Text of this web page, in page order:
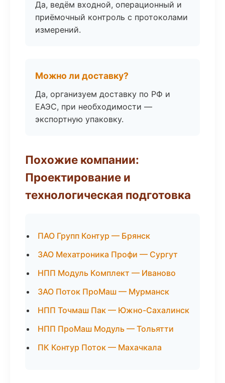
Да, ведём входной, операционный и
приёмочный контроль с протоколами
измерений.
Можно ли доставку?
Да, организуем доставку по РФ и
ЕАЭС, при необходимости —
экспортную упаковку.
Похожие компании:
Проектирование и
технологическая подготовка
ПАО Групп Контур — Брянск
ЗАО Мехатроника Профи — Сургут
НПП Модуль Комплект — Иваново
ЗАО Поток ПроМаш — Мурманск
НПП Точмаш Пак — Южно-Сахалинск
НПП ПроМаш Модуль — Тольятти
ПК Контур Поток — Махачкала